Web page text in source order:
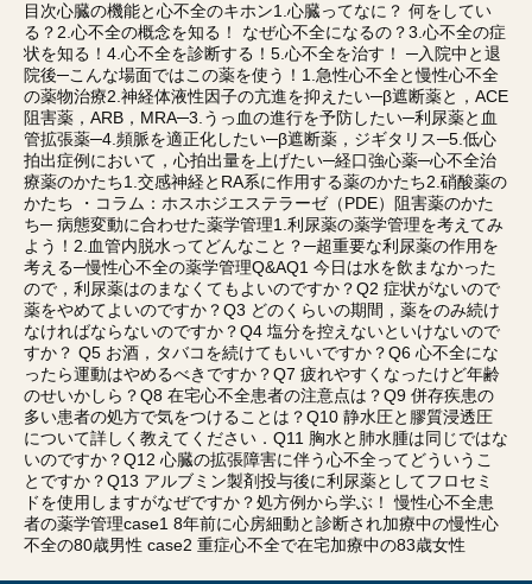
目次心臓の機能と心不全のキホン1.心臓ってなに？ 何をしてい
る？2.心不全の概念を知る！ なぜ心不全になるの？3.心不全の症
状を知る！4.心不全を診断する！5.心不全を治す！ ─入院中と退
院後─こんな場面ではこの薬を使う！1.急性心不全と慢性心不全
の薬物治療2.神経体液性因子の亢進を抑えたい─β遮断薬と，ACE
阻害薬，ARB，MRA─3.うっ血の進行を予防したい─利尿薬と血
管拡張薬─4.頻脈を適正化したい─β遮断薬，ジギタリス─5.低心
拍出症例において，心拍出量を上げたい─経口強心薬─心不全治
療薬のかたち1.交感神経とRA系に作用する薬のかたち2.硝酸薬の
かたち ・コラム：ホスホジエステラーゼ（PDE）阻害薬のかた
ち─ 病態変動に合わせた薬学管理1.利尿薬の薬学管理を考えてみ
よう！2.血管内脱水ってどんなこと？─超重要な利尿薬の作用を
考える─慢性心不全の薬学管理Q&AQ1 今日は水を飲まなかった
ので，利尿薬はのまなくてもよいのですか？Q2 症状がないので
薬をやめてよいのですか？Q3 どのくらいの期間，薬をのみ続け
なければならないのですか？Q4 塩分を控えないといけないので
すか？ Q5 お酒，タバコを続けてもいいですか？Q6 心不全にな
ったら運動はやめるべきですか？Q7 疲れやすくなったけど年齢
のせいかしら？Q8 在宅心不全患者の注意点は？Q9 併存疾患の
多い患者の処方で気をつけることは？Q10 静水圧と膠質浸透圧
について詳しく教えてください．Q11 胸水と肺水腫は同じではな
いのですか？Q12 心臓の拡張障害に伴う心不全ってどういうこ
とですか？Q13 アルブミン製剤投与後に利尿薬としてフロセミ
ドを使用しますがなぜですか？処方例から学ぶ！ 慢性心不全患
者の薬学管理case1 8年前に心房細動と診断され加療中の慢性心
不全の80歳男性 case2 重症心不全で在宅加療中の83歳女性